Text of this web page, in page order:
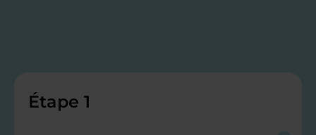
Étape 1